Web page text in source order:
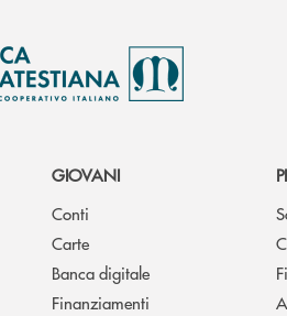
GIOVANI
Conti
Carte
Banca digitale
Finanziamenti